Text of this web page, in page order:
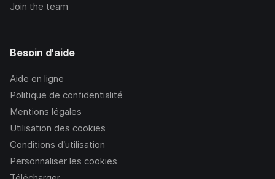
Join the team
Besoin d'aide
Aide en ligne
Politique de confidentialité
Mentions légales
Utilisation des cookies
Conditions d’utilisation
Personnaliser les cookies